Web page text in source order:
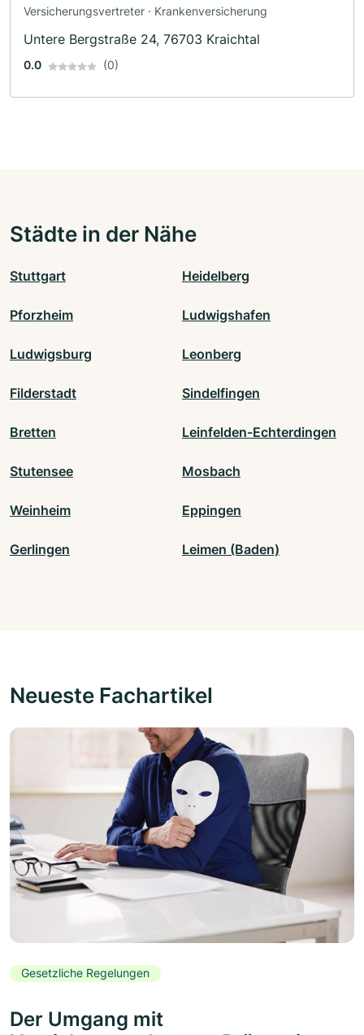
Versicherungsvertreter · Krankenversicherung
Untere Bergstraße 24, 76703 Kraichtal
0.0 (0)
Städte in der Nähe
Stuttgart Heidelberg
Pforzheim Ludwigshafen
Ludwigsburg Leonberg
Filderstadt Sindelfingen
Bretten Leinfelden-Echterdingen
Stutensee Mosbach
Weinheim Eppingen
Gerlingen Leimen (Baden)
Neueste Fachartikel
Gesetzliche Regelungen
Der Umgang mit